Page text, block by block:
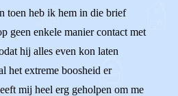
toen heb ik hem in die brief
geen enkele manier contact met
hij alles even kon laten
het extreme boosheid er
mij heel erg geholpen om me